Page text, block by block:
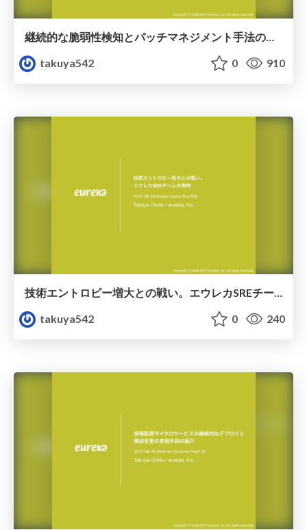
継続的な脆弱性検知とパッチマネジメント手法の紹介
takuya542
0 910
takuya542
0 240